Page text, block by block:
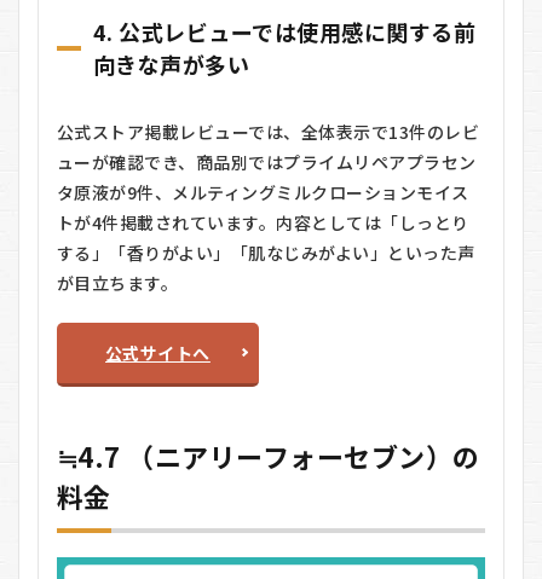
4. 公式レビューでは使用感に関する前
向きな声が多い
公式ストア掲載レビューでは、全体表示で13件のレビ
ューが確認でき、商品別ではプライムリペアプラセン
タ原液が9件、メルティングミルクローションモイス
トが4件掲載されています。内容としては「しっとり
する」「香りがよい」「肌なじみがよい」といった声
が目立ちます。
公式サイトへ
≒4.7 （ニアリーフォーセブン）の
料金